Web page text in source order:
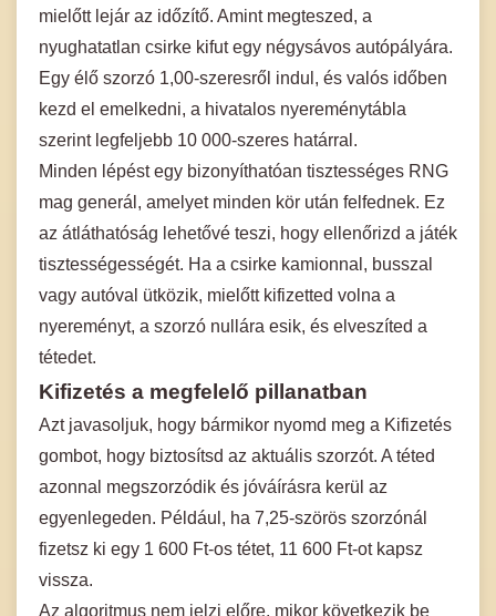
mielőtt lejár az időzítő. Amint megteszed, a
nyughatatlan csirke kifut egy négysávos autópályára.
Egy élő szorzó 1,00-szeresről indul, és valós időben
kezd el emelkedni, a hivatalos nyereménytábla
szerint legfeljebb 10 000-szeres határral.
Minden lépést egy bizonyíthatóan tisztességes RNG
mag generál, amelyet minden kör után felfednek. Ez
az átláthatóság lehetővé teszi, hogy ellenőrizd a játék
tisztességességét. Ha a csirke kamionnal, busszal
vagy autóval ütközik, mielőtt kifizetted volna a
nyereményt, a szorzó nullára esik, és elveszíted a
tétedet.
Kifizetés a megfelelő pillanatban
Azt javasoljuk, hogy bármikor nyomd meg a Kifizetés
gombot, hogy biztosítsd az aktuális szorzót. A téted
azonnal megszorzódik és jóváírásra kerül az
egyenlegeden. Például, ha 7,25-szörös szorzónál
fizetsz ki egy 1 600 Ft-os tétet, 11 600 Ft-ot kapsz
vissza.
Az algoritmus nem jelzi előre, mikor következik be